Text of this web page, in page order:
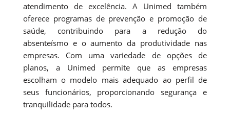
atendimento de excelência. A Unimed também
oferece programas de prevenção e promoção de
saúde, contribuindo para a redução do
absenteísmo e o aumento da produtividade nas
empresas. Com uma variedade de opções de
planos, a Unimed permite que as empresas
escolham o modelo mais adequado ao perfil de
seus funcionários, proporcionando segurança e
tranquilidade para todos.